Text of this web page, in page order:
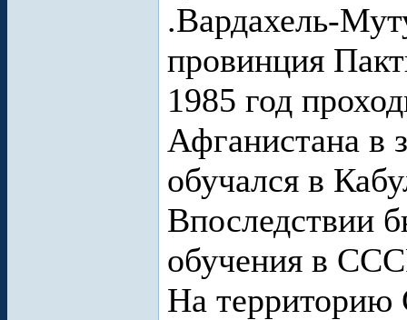
.Вардахель-
провинция
1985 год
Афганистана в
обучался в
Впоследствии
обучения в
На